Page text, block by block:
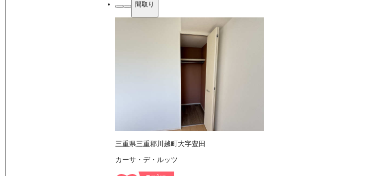
間取り
三重県三重郡川越町大字豊田
カーサ・デ・ルッツ